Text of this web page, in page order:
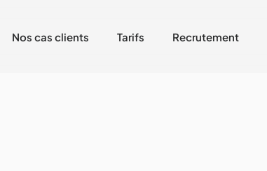
Nos cas clients Tarifs Recrutement